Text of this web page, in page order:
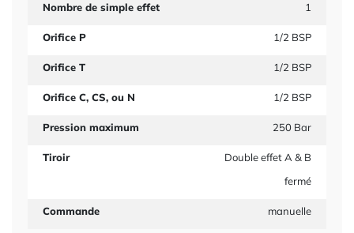
Nombre de simple effet 1
Orifice P 1/2 BSP
Orifice T 1/2 BSP
Orifice C, CS, ou N 1/2 BSP
Pression maximum 250 Bar
Tiroir
Double effet A & B
fermé
Commande manuelle